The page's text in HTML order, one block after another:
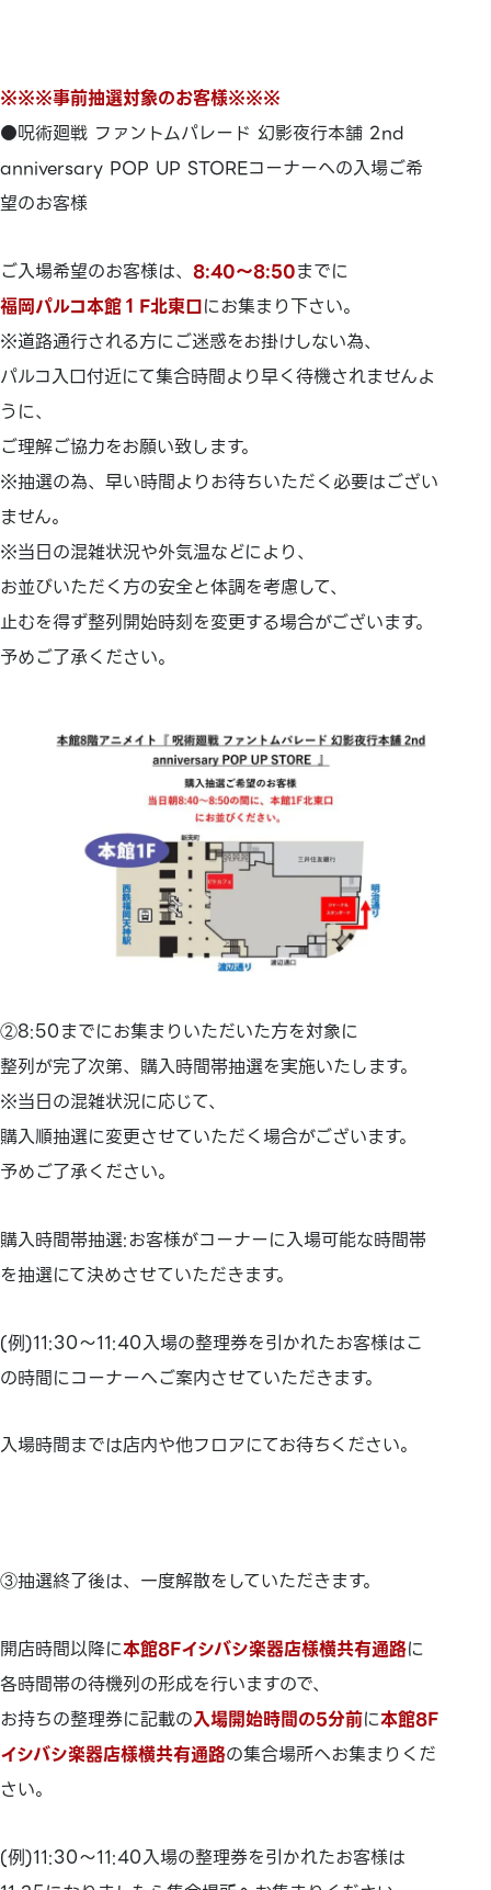
※※※事前抽選対象のお客様※※※
●呪術廻戦 ファントムパレード 幻影夜行本舗 2nd
anniversary POP UP STOREコーナーへの入場ご希
望のお客様
ご入場希望のお客様は、 8:40～8:50までに
福岡パルコ本館１F北東口にお集まり下さい。
※道路通行される方にご迷惑をお掛けしない為、
パルコ入口付近にて集合時間より早く待機されませんよ
うに、
ご理解ご協力をお願い致します。
※抽選の為、早い時間よりお待ちいただく必要はござい
ません。
※当日の混雑状況や外気温などにより、
お並びいただく方の安全と体調を考慮して、
止むを得ず整列開始時刻を変更する場合がございます。
予めご了承ください。
②8:50までにお集まりいただいた方を対象に
整列が完了次第、購入時間帯抽選を実施いたします。
※当日の混雑状況に応じて、
購入順抽選に変更させていただく場合がございます。
予めご了承ください。
購入時間帯抽選:お客様がコーナーに入場可能な時間帯
を抽選にて決めさせていただきます。
(例)11:30～11:40入場の整理券を引かれたお客様はこ
の時間にコーナーへご案内させていただきます。
入場時間までは店内や他フロアにてお待ちください。
③抽選終了後は、一度解散をしていただきます。
開店時間以降に本館8Fイシバシ楽器店様横共有通路に
各時間帯の待機列の形成を行いますので、
お持ちの整理券に記載の入場開始時間の5分前に本館8F
イシバシ楽器店様横共有通路の集合場所へお集まりくだ
さい。
(例)11:30～11:40入場の整理券を引かれたお客様は